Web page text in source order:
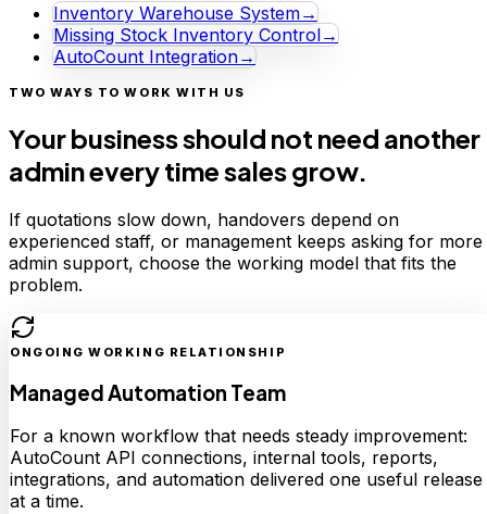
Inventory Warehouse System→
Missing Stock Inventory Control→
AutoCount Integration→
TWO WAYS TO WORK WITH US
Your business should not need another
admin every time sales grow.
If quotations slow down, handovers depend on
experienced staff, or management keeps asking for more
admin support, choose the working model that fits the
problem.
ONGOING WORKING RELATIONSHIP
Managed Automation Team
For a known workflow that needs steady improvement:
AutoCount API connections, internal tools, reports,
integrations, and automation delivered one useful release
at a time.